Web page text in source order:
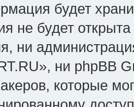
будет
не будет
ни
ни phpBB
которые